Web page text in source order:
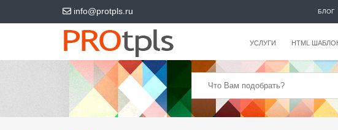
info@protpls.ru БЛОГ
УСЛУГИ HTML